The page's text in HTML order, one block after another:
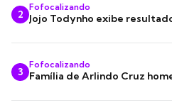
2
Fofocalizando
Jojo Todynho exibe
3
Fofocalizando
Família de Arlindo Cruz